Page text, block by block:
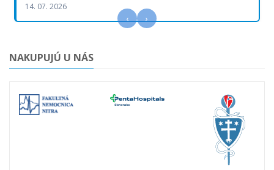
14. 07. 2026
‹ ›
NAKUPUJÚ U NÁS